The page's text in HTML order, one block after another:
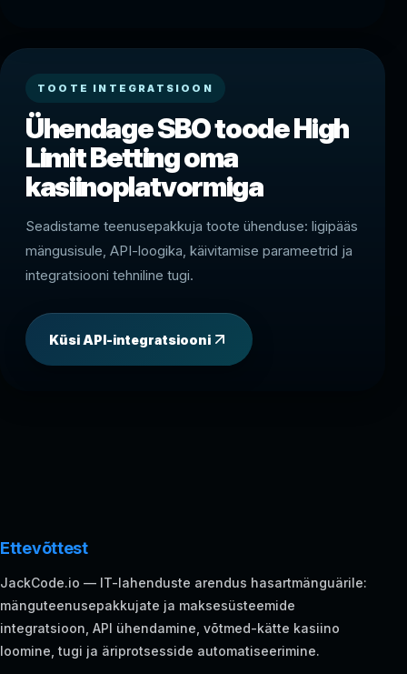
TOOTE INTEGRATSIOON
Ühendage SBO toode High
Limit Betting oma
kasiinoplatvormiga
Seadistame teenusepakkuja toote ühenduse: ligipääs
mängusisule, API-loogika, käivitamise parameetrid ja
integratsiooni tehniline tugi.
Küsi API-integratsiooni
Ettevõttest
JackCode.io — IT-lahenduste arendus hasartmänguärile:
mänguteenusepakkujate ja maksesüsteemide
integratsioon, API ühendamine, võtmed-kätte kasiino
loomine, tugi ja äriprotsesside automatiseerimine.